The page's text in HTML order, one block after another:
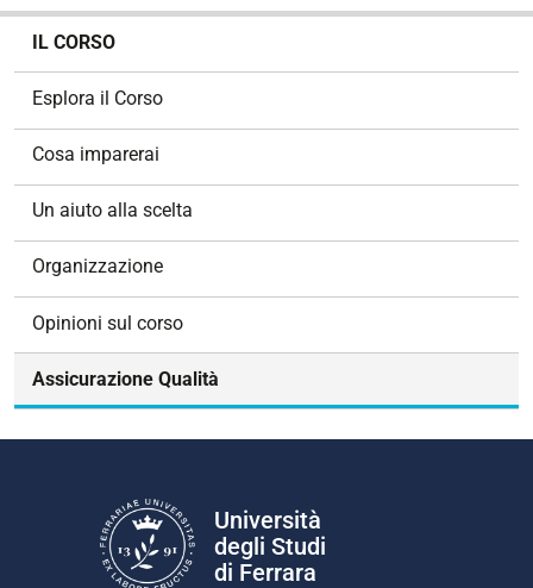
IL CORSO
Esplora il Corso
Cosa imparerai
Un aiuto alla scelta
Organizzazione
Opinioni sul corso
Assicurazione Qualità
Università
degli Studi
di Ferrara